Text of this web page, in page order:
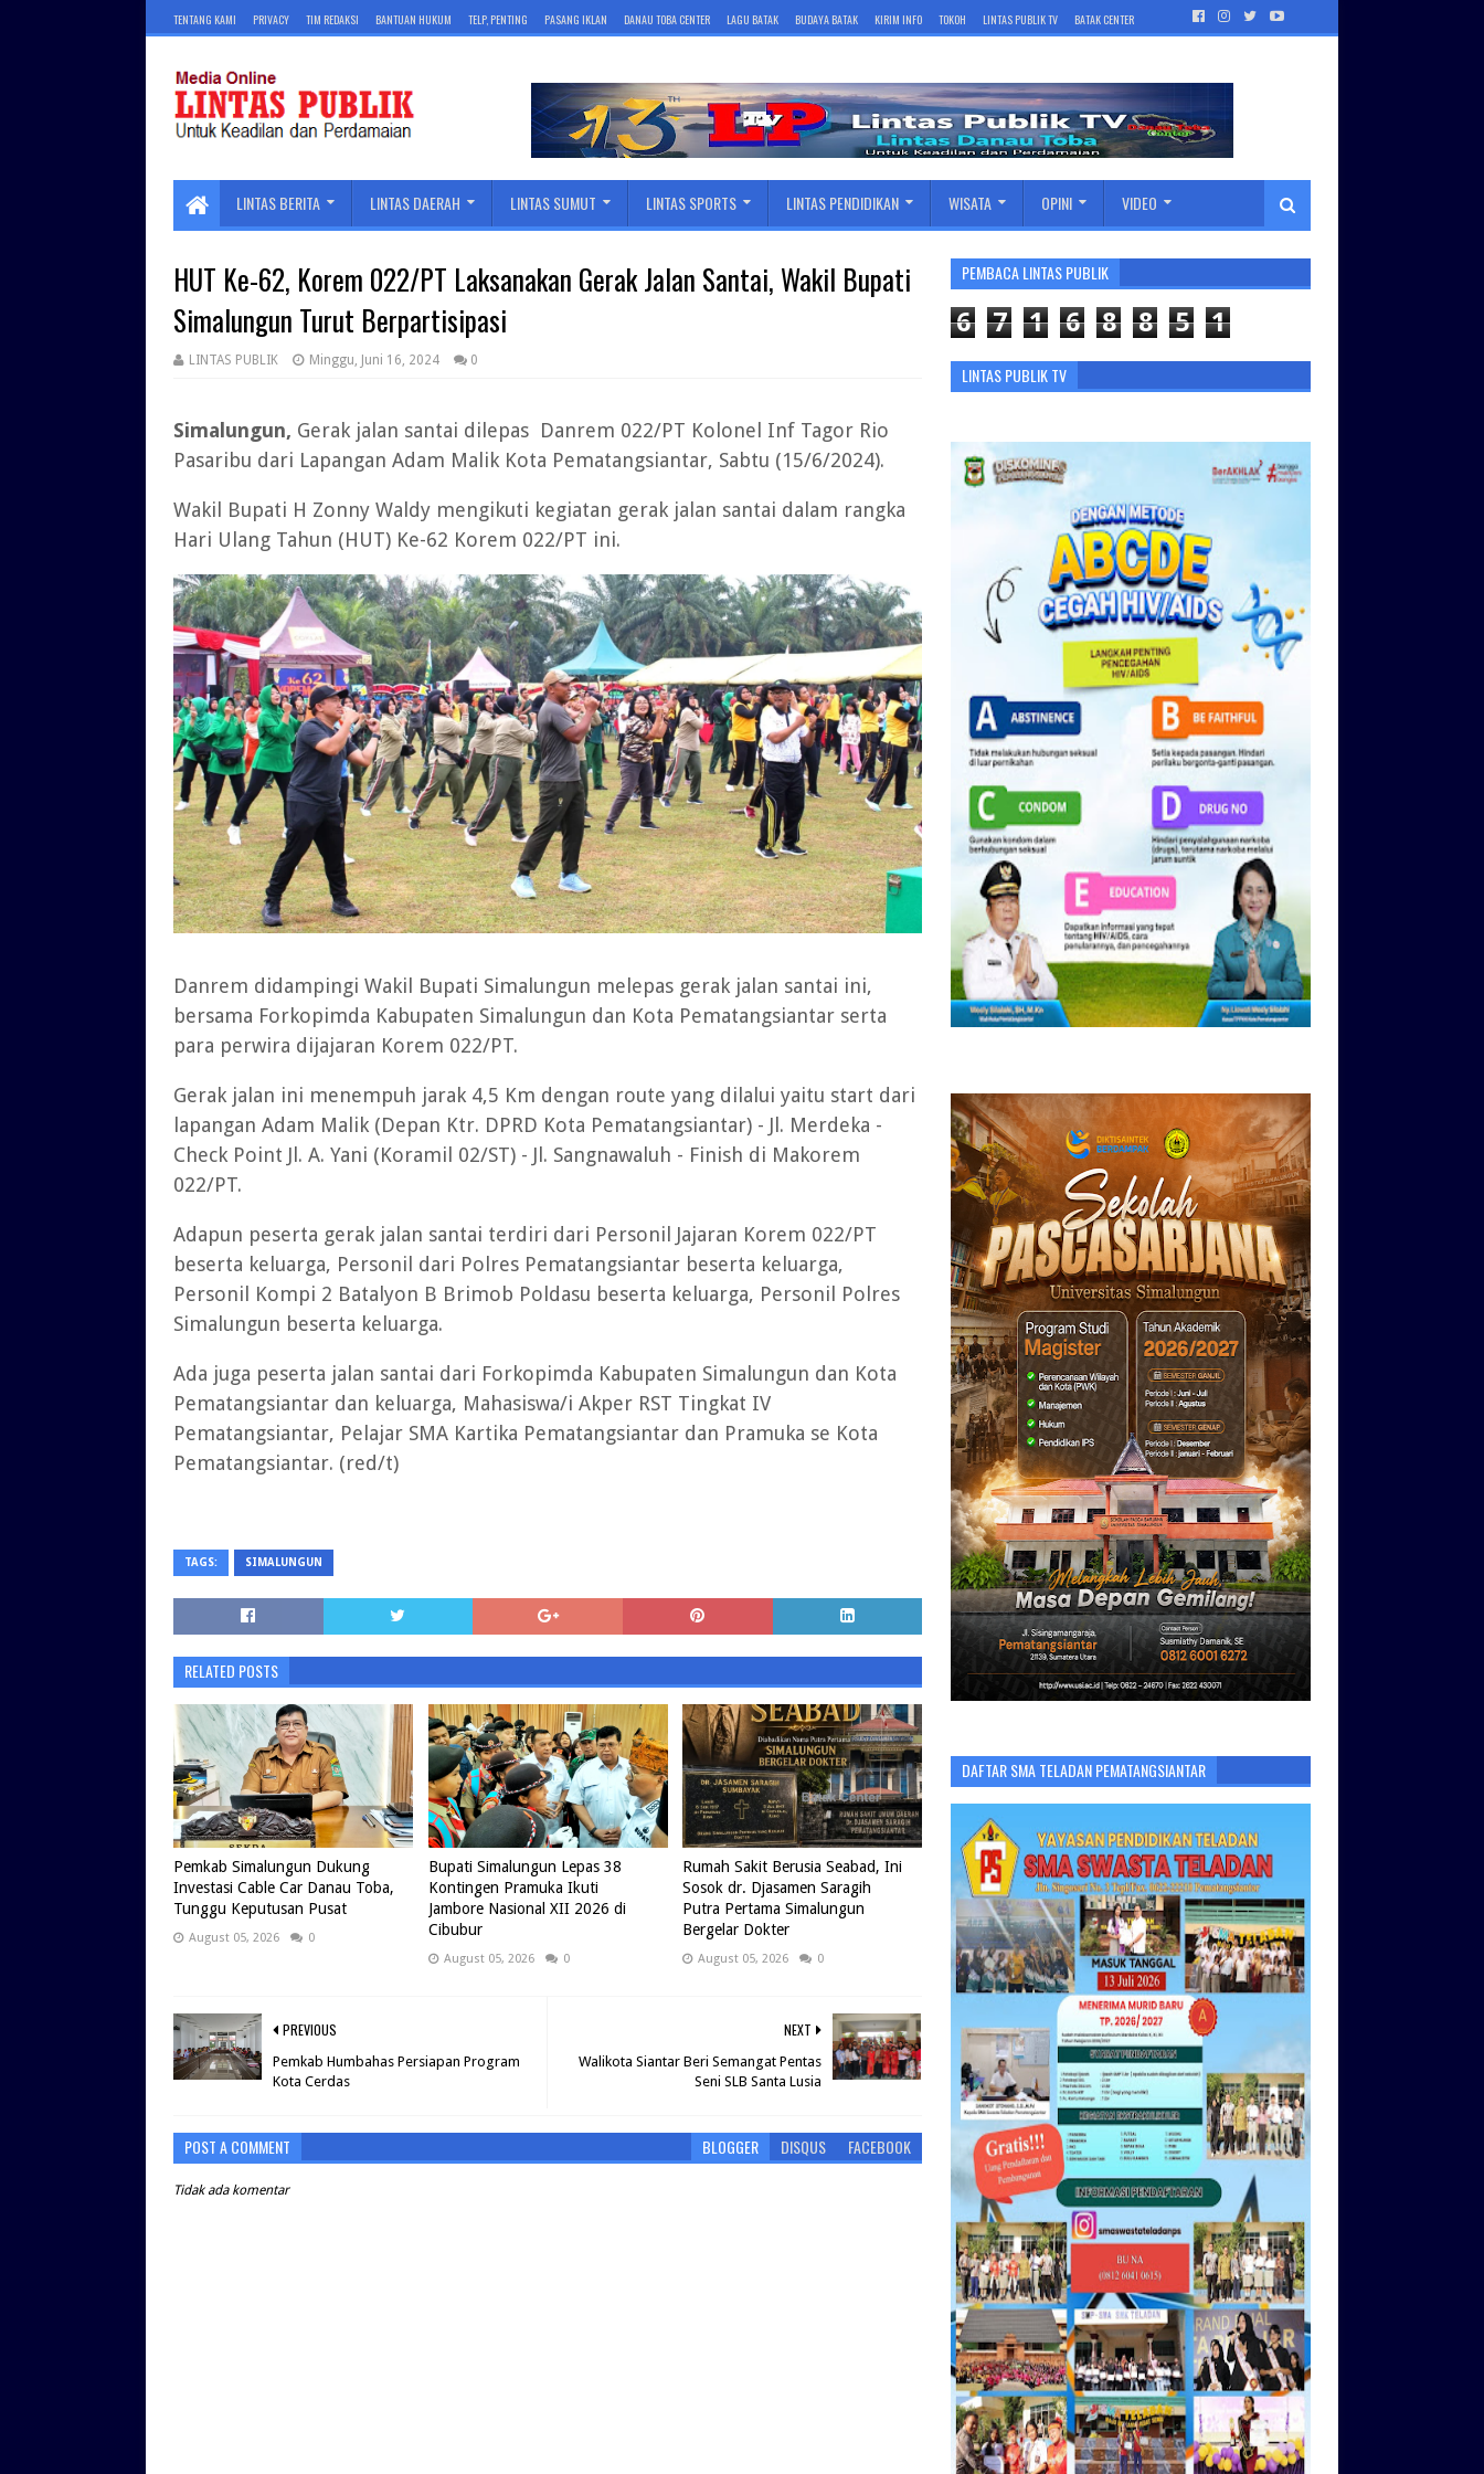
TENTANG KAMI PRIVACY TIM REDAKSI BANTUAN HUKUM TELP, PENTING PASANG IKLAN DANAU TOBA CENTER LAGU BATAK BUDAYA BATAK KIRIM INFO TOKOH LINTAS PUBLIK TV BATAK CENTER
LINTAS BERITA LINTAS DAERAH LINTAS SUMUT LINTAS SPORTS LINTAS PENDIDIKAN WISATA OPINI VIDEO
HUT Ke-62, Korem 022/PT Laksanakan Gerak Jalan Santai, Wakil Bupati
Simalungun Turut Berpartisipasi
LINTAS PUBLIK Minggu, Juni 16, 2024 0
Simalungun, Gerak jalan santai dilepas Danrem 022/PT Kolonel Inf Tagor Rio
Pasaribu dari Lapangan Adam Malik Kota Pematangsiantar, Sabtu (15/6/2024).
Wakil Bupati H Zonny Waldy mengikuti kegiatan gerak jalan santai dalam rangka
Hari Ulang Tahun (HUT) Ke-62 Korem 022/PT ini.
Danrem didampingi Wakil Bupati Simalungun melepas gerak jalan santai ini,
bersama Forkopimda Kabupaten Simalungun dan Kota Pematangsiantar serta
para perwira dijajaran Korem 022/PT.
Gerak jalan ini menempuh jarak 4,5 Km dengan route yang dilalui yaitu start dari
lapangan Adam Malik (Depan Ktr. DPRD Kota Pematangsiantar) - Jl. Merdeka -
Check Point Jl. A. Yani (Koramil 02/ST) - Jl. Sangnawaluh - Finish di Makorem
022/PT.
Adapun peserta gerak jalan santai terdiri dari Personil Jajaran Korem 022/PT
beserta keluarga, Personil dari Polres Pematangsiantar beserta keluarga,
Personil Kompi 2 Batalyon B Brimob Poldasu beserta keluarga, Personil Polres
Simalungun beserta keluarga.
Ada juga peserta jalan santai dari Forkopimda Kabupaten Simalungun dan Kota
Pematangsiantar dan keluarga, Mahasiswa/i Akper RST Tingkat IV
Pematangsiantar, Pelajar SMA Kartika Pematangsiantar dan Pramuka se Kota
Pematangsiantar. (red/t)
TAGS: SIMALUNGUN
RELATED POSTS
Pemkab Simalungun Dukung
Investasi Cable Car Danau Toba,
Tunggu Keputusan Pusat
August 05, 2026 0
Bupati Simalungun Lepas 38
Kontingen Pramuka Ikuti
Jambore Nasional XII 2026 di
Cibubur
August 05, 2026 0
Rumah Sakit Berusia Seabad, Ini
Sosok dr. Djasamen Saragih
Putra Pertama Simalungun
Bergelar Dokter
August 05, 2026 0
NEXT
Walikota Siantar Beri Semangat Pentas
Seni SLB Santa Lusia
PREVIOUS
Pemkab Humbahas Persiapan Program
Kota Cerdas
POST A COMMENT BLOGGER DISQUS FACEBOOK
Tidak ada komentar
PEMBACA LINTAS PUBLIK
6 7 1 6 8 8 5 1
LINTAS PUBLIK TV
DAFTAR SMA TELADAN PEMATANGSIANTAR